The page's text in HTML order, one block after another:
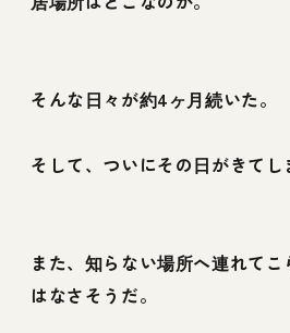
そんな日々が約4ヶ月続いた。
そして、ついにその日がきてし
また、知らない場所へ連れて
はなさそうだ。